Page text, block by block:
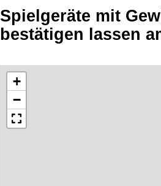
Spielgeräte mit
bestätigen lassen
+
−